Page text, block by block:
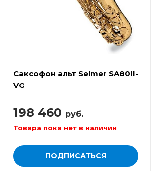
Саксофон альт Selmer SA80II-
VG
198 460 руб.
Товара пока нет в наличии
ПОДПИСАТЬСЯ